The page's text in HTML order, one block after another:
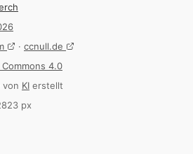
· ccnull.de
4.0
von KI erstellt
px